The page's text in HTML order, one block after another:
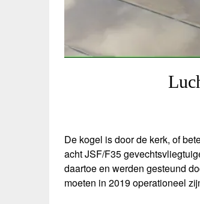
De kogel is door de kerk, of
acht JSF/F35
daartoe en werden gesteund
moeten in 2019 operationeel